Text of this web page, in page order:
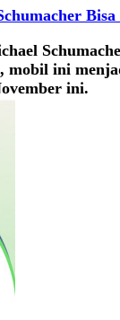
mobil ini
ini.